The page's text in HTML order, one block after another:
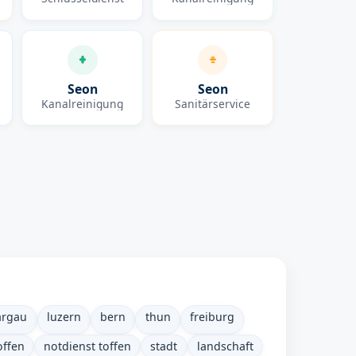
Seon
Kanalreinigung
Seon
Sanitärservice
luzern bern thun
freiburg
notdienst toffen stadt landschaft